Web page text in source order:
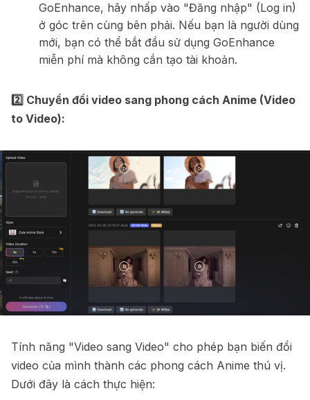
GoEnhance, hãy nhấp vào "Đăng nhập" (Log in)
ở góc trên cùng bên phải. Nếu bạn là người dùng
mới, bạn có thể bắt đầu sử dụng GoEnhance
miễn phí mà không cần tạo tài khoản.
2️⃣ Chuyển đổi video sang phong cách Anime (Video
to Video):
Tính năng "Video sang Video" cho phép bạn biến đổi
video của mình thành các phong cách Anime thú vị.
Dưới đây là cách thực hiện: